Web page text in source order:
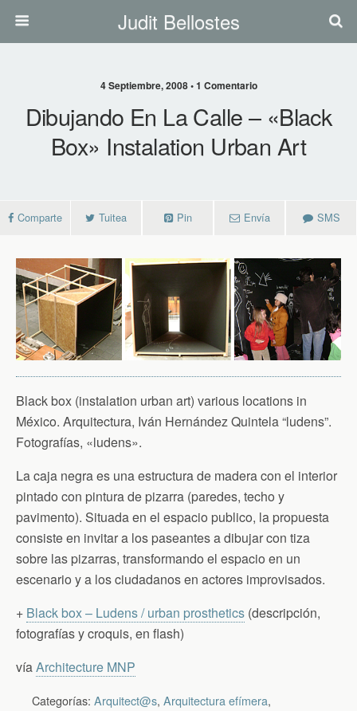
Judit Bellostes
4 Septiembre, 2008 • 1 Comentario
Dibujando En La Calle – «black
Box» Instalation Urban Art
Comparte Tuitea Pin Envía SMS
Black box (instalation urban art) various locations in
México. Arquitectura, Iván Hernández Quintela “ludens”.
Fotografías, «ludens».
La caja negra es una estructura de madera con el interior
pintado con pintura de pizarra (paredes, techo y
pavimento). Situada en el espacio publico, la propuesta
consiste en invitar a los paseantes a dibujar con tiza
sobre las pizarras, transformando el espacio en un
escenario y a los ciudadanos en actores improvisados.
+ Black box – Ludens / urban prosthetics (descripción,
fotografías y croquis, en flash)
víaArchitecture MNP
Categorías: Arquitect@s, Arquitectura efímera,